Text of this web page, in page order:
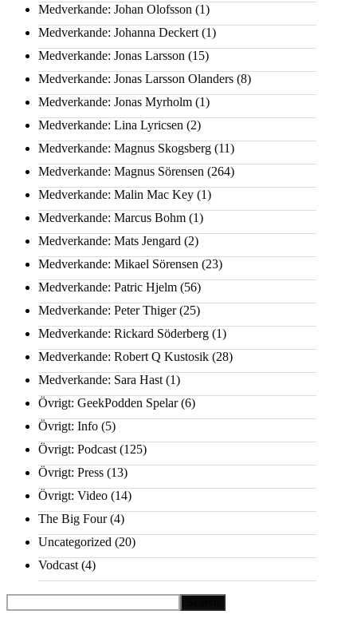
Medverkande: Johan Olofsson (1)
Medverkande: Johanna Deckert (1)
Medverkande: Jonas Larsson (15)
Medverkande: Jonas Larsson Olanders (8)
Medverkande: Jonas Myrholm (1)
Medverkande: Lina Lyricsen (2)
Medverkande: Magnus Skogsberg (11)
Medverkande: Magnus Sörensen (264)
Medverkande: Malin Mac Key (1)
Medverkande: Marcus Bohm (1)
Medverkande: Mats Jengard (2)
Medverkande: Mikael Sörensen (23)
Medverkande: Patric Hjelm (56)
Medverkande: Peter Thiger(25)
Medverkande: Rickard Söderberg (1)
Medverkande: Robert Q Kustosik (28)
Medverkande: Sara Hast (1)
Övrigt: GeekPodden Spelar(6)
Övrigt: Info (5)
Övrigt: Podcast (125)
Övrigt: Press (13)
Övrigt: Video (14)
The Big Four(4)
Uncategorized (20)
Vodcast (4)